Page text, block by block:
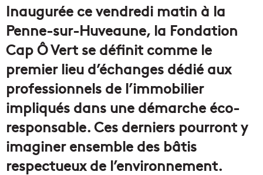
Inaugurée ce vendredi matin à la
Penne-sur-Huveaune, la Fondation
Cap Ô Vert se définit comme le
premier lieu d’échanges dédié aux
professionnels de l’immobilier
impliqués dans une démarche éco-
responsable. Ces derniers pourront y
imaginer ensemble des bâtis
respectueux de l’environnement.